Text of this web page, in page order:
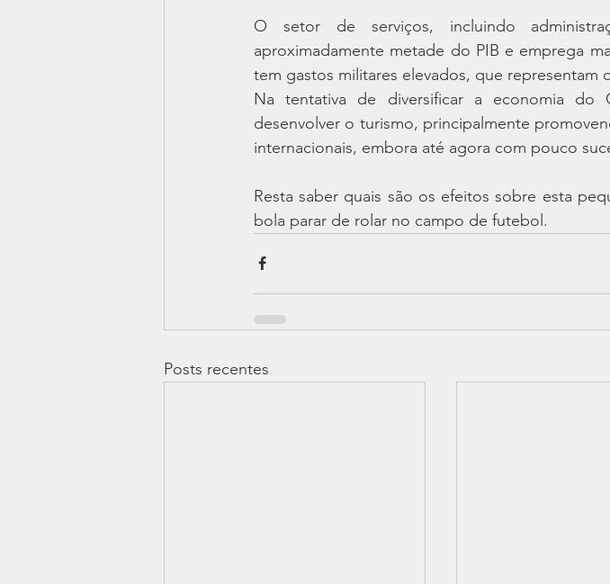
O setor de serviços, incluindo
aproximadamente metade do PIB e emprega
tem gastos militares elevados, que representam
Na tentativa de diversificar a economia do
desenvolver o turismo, principalmente
internacionais, embora até agora com pouco
Resta saber quais são os efeitos sobre esta
bola parar de rolar no campo de futebol.
Posts recentes